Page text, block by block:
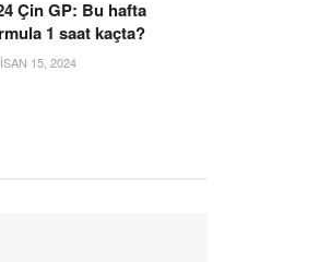
Çin GP: Bu hafta
1 saat kaçta?
15, 2024